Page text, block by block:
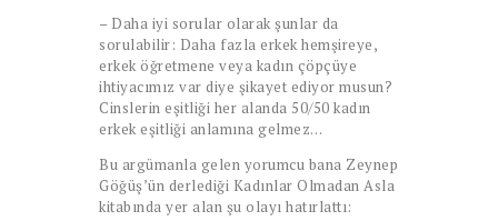
– Daha iyi sorular olarak şunlar da
sorulabilir: Daha fazla erkek hemşireye,
erkek öğretmene veya kadın çöpçüye
ihtiyacımız var diye şikayet ediyor musun?
Cinslerin eşitliği her alanda 50/50 kadın
erkek eşitliği anlamına gelmez…
Bu argümanla gelen yorumcu bana Zeynep
Göğüş’ün derlediği Kadınlar Olmadan Asla
kitabında yer alan şu olayı hatırlattı: